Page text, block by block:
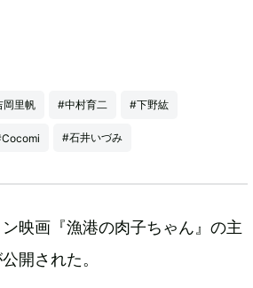
岡里帆 #中村育二 #下野紘
#石井いづみ
映画『漁港の肉子ちゃん』の主
開された。